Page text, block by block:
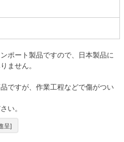
ポート製品ですので、日本製品に
ません。
ですが、作業工程などで傷がつい
い。
呈]